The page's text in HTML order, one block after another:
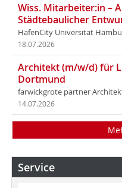
Wiss. Mitarbeiter:in –
Städtebaulicher
HafenCity Universität
18.07.2026
Architekt (m/w/d) für
Dortmund
farwickgrote partner
14.07.2026
Service